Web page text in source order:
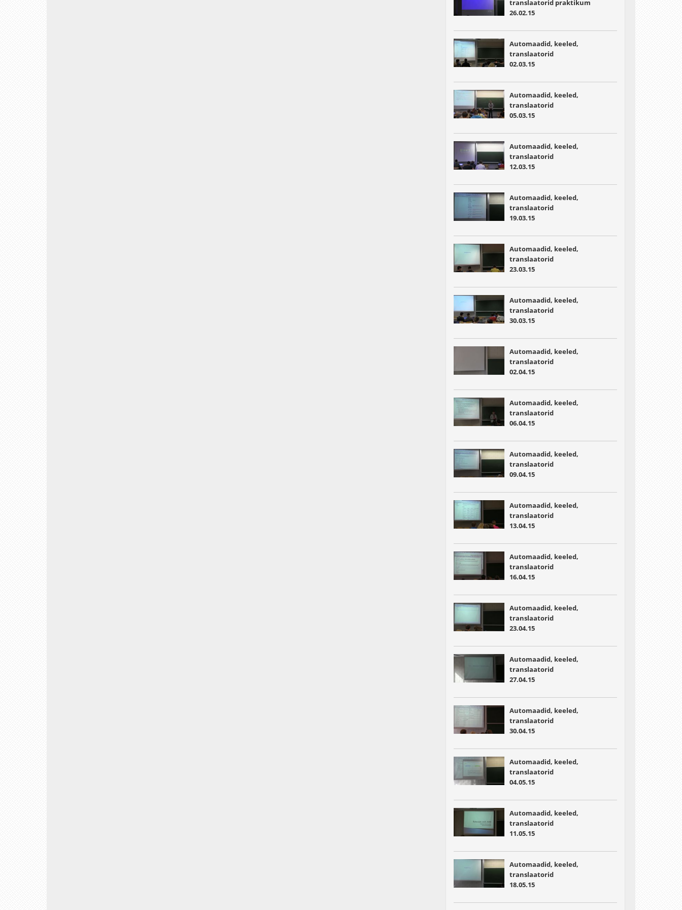
translaatorid praktikum
26.02.15
Automaadid, keeled,
translaatorid
02.03.15
Automaadid, keeled,
translaatorid
05.03.15
Automaadid, keeled,
translaatorid
12.03.15
Automaadid, keeled,
translaatorid
19.03.15
Automaadid, keeled,
translaatorid
23.03.15
Automaadid, keeled,
translaatorid
30.03.15
Automaadid, keeled,
translaatorid
02.04.15
Automaadid, keeled,
translaatorid
06.04.15
Automaadid, keeled,
translaatorid
09.04.15
Automaadid, keeled,
translaatorid
13.04.15
Automaadid, keeled,
translaatorid
16.04.15
Automaadid, keeled,
translaatorid
23.04.15
Automaadid, keeled,
translaatorid
27.04.15
Automaadid, keeled,
translaatorid
30.04.15
Automaadid, keeled,
translaatorid
04.05.15
Automaadid, keeled,
translaatorid
11.05.15
Automaadid, keeled,
translaatorid
18.05.15